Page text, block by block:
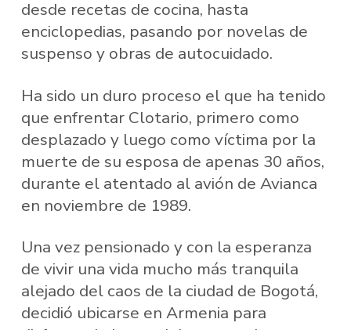
desde recetas de cocina, hasta
enciclopedias, pasando por novelas de
suspenso y obras de autocuidado.
Ha sido un duro proceso el que ha tenido
que enfrentar Clotario, primero como
desplazado y luego como víctima por la
muerte de su esposa de apenas 30 años,
durante el atentado al avión de Avianca
en noviembre de 1989.
Una vez pensionado y con la esperanza
de vivir una vida mucho más tranquila
alejado del caos de la ciudad de Bogotá,
decidió ubicarse en Armenia para